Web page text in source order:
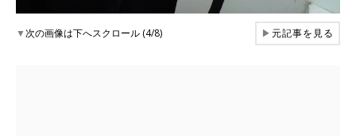
▼次の画像は下へスクロール (4/8) ▶元記事を見る